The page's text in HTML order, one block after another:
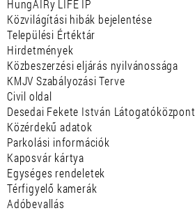
HungAIRy LIFE IP
Közvilágítási hibák bejelentése
Települési Értéktár
Hirdetmények
Közbeszerzési eljárás nyilvánossága
KMJV Szabályozási Terve
Civil oldal
Desedai Fekete István Látogatóközpont
Közérdekű adatok
Parkolási információk
Kaposvár kártya
Egységes rendeletek
Térfigyelő kamerák
Adóbevallás